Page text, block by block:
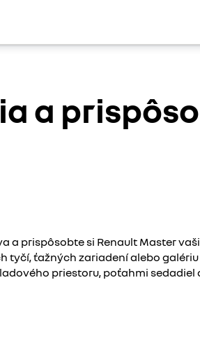
a
a prispôsobte si Renault Master
tyčí, ťažných zariadení alebo galériu
priestoru, poťahmi sedadiel